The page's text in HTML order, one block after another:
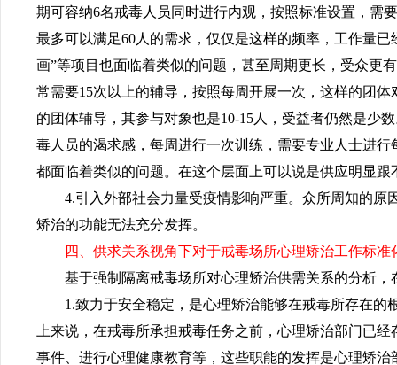
期可容纳6名戒毒人员同时进行内观，按照标准设置，需
最多可以满足60人的需求，仅仅是这样的频率，工作量已
画”等项目也面临着类似的问题，甚至周期更长，受众更
常需要15次以上的辅导，按照每周开展一次，这样的团
的团体辅导， 其参与对象也是10-15人，受益者仍然是少
毒人员的渴求感，每周进行一次训练，需要专业人士进
都面临着类似的问题。在这个层面上可以说是供应明显跟
4.引入外部社会力量受疫情影响严重。众所周知的
矫治的功能无法充分发挥。
四、供求关系视角下对于戒毒场所心理矫治工作标准
基于强制隔离戒毒场所对心理矫治供需关系的分析
1.致力于安全稳定，是心理矫治能够在戒毒所存在
上来说，在戒毒所承担戒毒任务之前，心理矫治部门已
事件、进行心理健康教育等，这些职能的发挥是心理矫